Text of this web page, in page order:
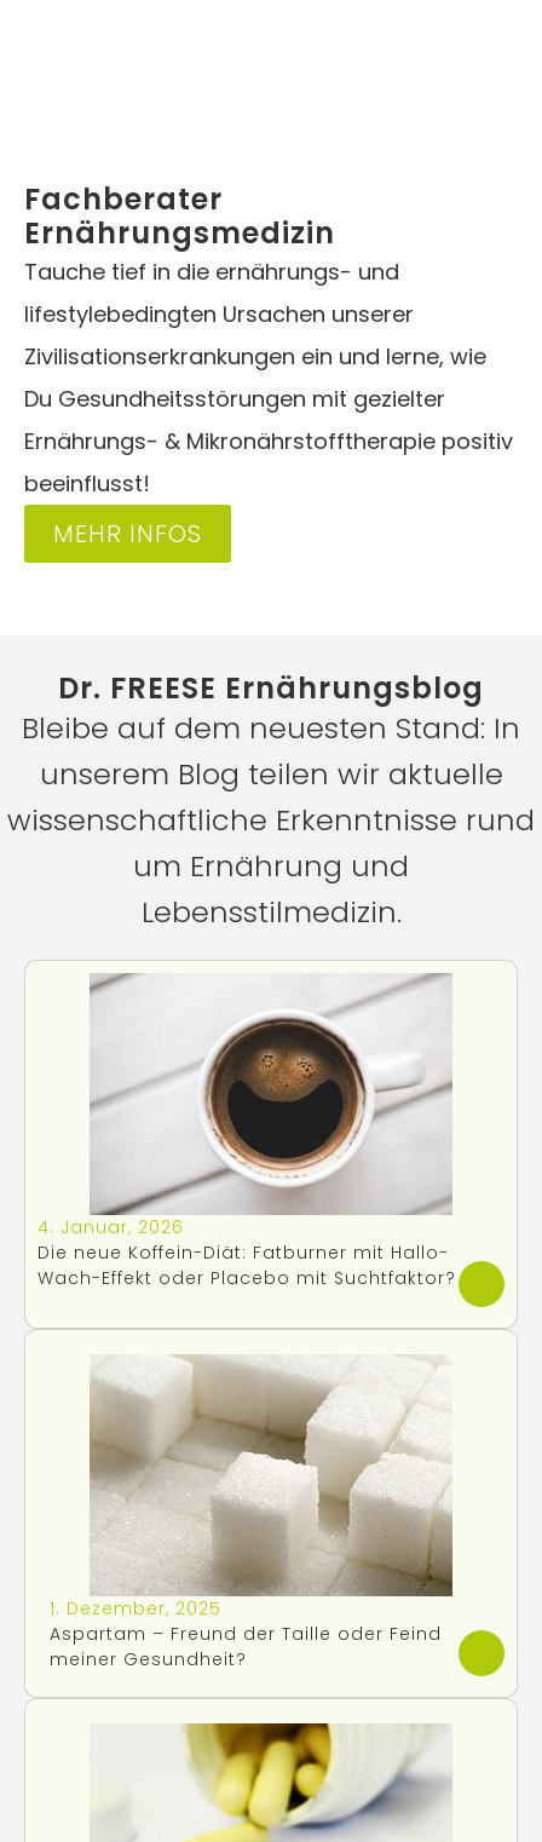
Fachberater
Ernährungsmedizin
Tauche tief in die ernährungs- und
lifestylebedingten Ursachen unserer
Zivilisationserkrankungen ein und lerne, wie
Du Gesundheitsstörungen mit gezielter
Ernährungs- & Mikronährstofftherapie positiv
beeinflusst!
MEHR INFOS
Dr. FREESE Ernährungsblog
Bleibe auf dem neuesten Stand: In
unserem Blog teilen wir aktuelle
wissenschaftliche Erkenntnisse rund
um Ernährung und
Lebensstilmedizin.
4. Januar, 2026
Die neue Koffein-Diät: Fatburner mit Hallo-
Wach-Effekt oder Placebo mit Suchtfaktor?
1. Dezember, 2025
Aspartam – Freund der Taille oder Feind
meiner Gesundheit?